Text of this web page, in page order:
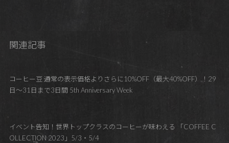
関連記事
コーヒー豆 通常の表示価格よりさらに10%OFF（最大40%OFF）！29
日～31日まで3日間 5th Anniversary Week
イベント告知！世界トップクラスのコーヒーが味わえる 「COFFEE C
OLLECTION 2023」5/3・5/4